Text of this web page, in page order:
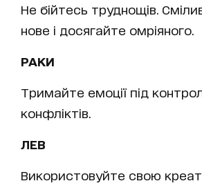
Не бійтесь труднощів.
нове і досягайте омріяного.
РАКИ
Тримайте емоції під
конфліктів.
ЛЕВ
Використовуйте свою